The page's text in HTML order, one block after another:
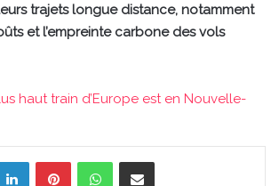
trajets longue distance, notamment
et l’empreinte carbone des vols
haut train d’Europe est en Nouvelle-
LinkedinPinterestWhatsAppPartager par email